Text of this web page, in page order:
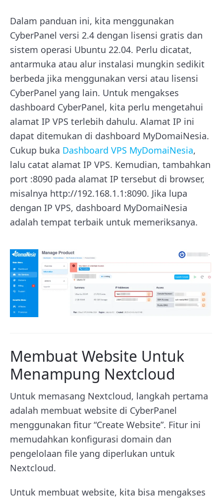
Dalam panduan ini, kita menggunakan
CyberPanel versi 2.4 dengan lisensi gratis dan
sistem operasi Ubuntu 22.04. Perlu dicatat,
antarmuka atau alur instalasi mungkin sedikit
berbeda jika menggunakan versi atau lisensi
CyberPanel yang lain. Untuk mengakses
dashboard CyberPanel, kita perlu mengetahui
alamat IP VPS terlebih dahulu. Alamat IP ini
dapat ditemukan di dashboard MyDomaiNesia.
Cukup buka Dashboard VPS MyDomaiNesia,
lalu catat alamat IP VPS. Kemudian, tambahkan
port :8090 pada alamat IP tersebut di browser,
misalnya http://192.168.1.1:8090. Jika lupa
dengan IP VPS, dashboard MyDomaiNesia
adalah tempat terbaik untuk memeriksanya.
Membuat Website Untuk
Menampung Nextcloud
Untuk memasang Nextcloud, langkah pertama
adalah membuat website di CyberPanel
menggunakan fitur “Create Website”. Fitur ini
memudahkan konfigurasi domain dan
pengelolaan file yang diperlukan untuk
Nextcloud.
Untuk membuat website, kita bisa mengakses